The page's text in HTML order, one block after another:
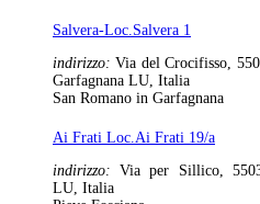
Salvera-Loc.Salvera 1
indirizzo:Via del Crocifisso,
Garfagnana LU, Italia
San Romano in Garfagnana
Ai Frati Loc.Ai Frati 19/a
indirizzo:Via per Sillico,
LU, Italia